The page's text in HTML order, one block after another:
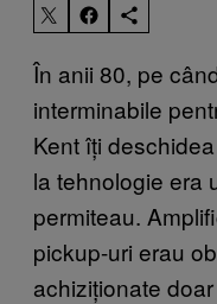
În anii 80, pe
interminabile
Kent îți
la tehnologie era
permiteau.
pickup-uri erau
achiziționate